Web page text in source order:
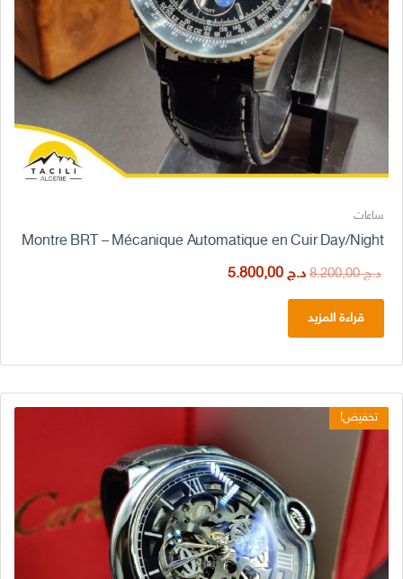
ساعات
Montre BRT – Mécanique Automatique en Cuir Day/Night
د.ج8.200,00
السعر
هو:
د.ج 8.200,00.
د.ج5.800,00
السعر
قراءة المزيد
تخفيض!